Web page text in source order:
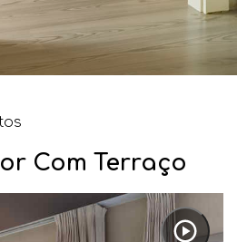
Com Terraço